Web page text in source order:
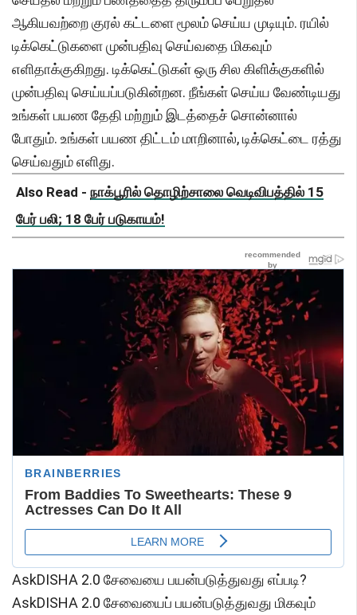
ஆகியவற்றை குரல் கட்டளை மூலம் செய்ய முடியும். ரயில்
டிக்கெட்டுகளை முன்பதிவு செய்வதை மிகவும்
எளிதாக்குகிறது. டிக்கெட்டுகள் ஒரு சில கிளிக்குகளில்
முன்பதிவு செய்யப்படுகின்றன. நீங்கள் செய்ய வேண்டியது
உங்கள் பயண தேதி மற்றும் இடத்தைச் சொன்னால்
போதும். உங்கள் பயண திட்டம் மாறினால், டிக்கெட்டை ரத்து
செய்வதும் எளிது.
Also Read - நாக்பூரில் தொழிற்சாலை வெடிவிபத்தில் 15
பேர் பலி; 18 பேர் படுகாயம்!
AskDISHA 2.0 சேவையை பயன்படுத்துவது எப்படி?
AskDISHA 2.0 சேவையைப் பயன்படுத்துவது மிகவும்